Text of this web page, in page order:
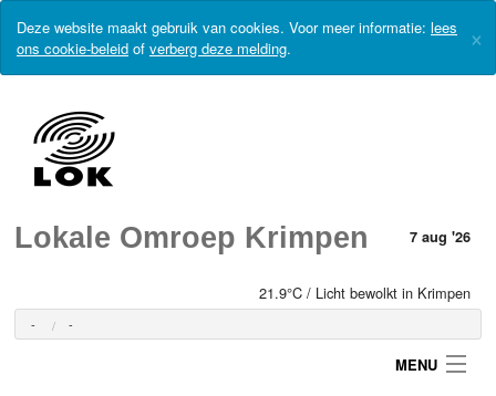
Deze website maakt gebruik van cookies. Voor meer informatie: lees
ons cookie-beleid of verberg deze melding. ×
Lokale Omroep Krimpen 7 aug '26
21.9°C / Licht bewolkt in Krimpen
- -
MENU